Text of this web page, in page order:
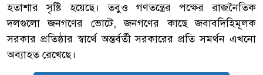
হতাশার সৃষ্টি হয়েছে। তবুও গণতন্ত্রের পক্ষের রাজনৈতিক
দলগুলো জনগণের ভোটে, জনগণের কাছে জবাবদিহিমূলক
সরকার প্রতিষ্ঠার স্বার্থে অন্তর্বর্তী সরকারের প্রতি সমর্থন এখনো
অব্যাহত রেখেছে।